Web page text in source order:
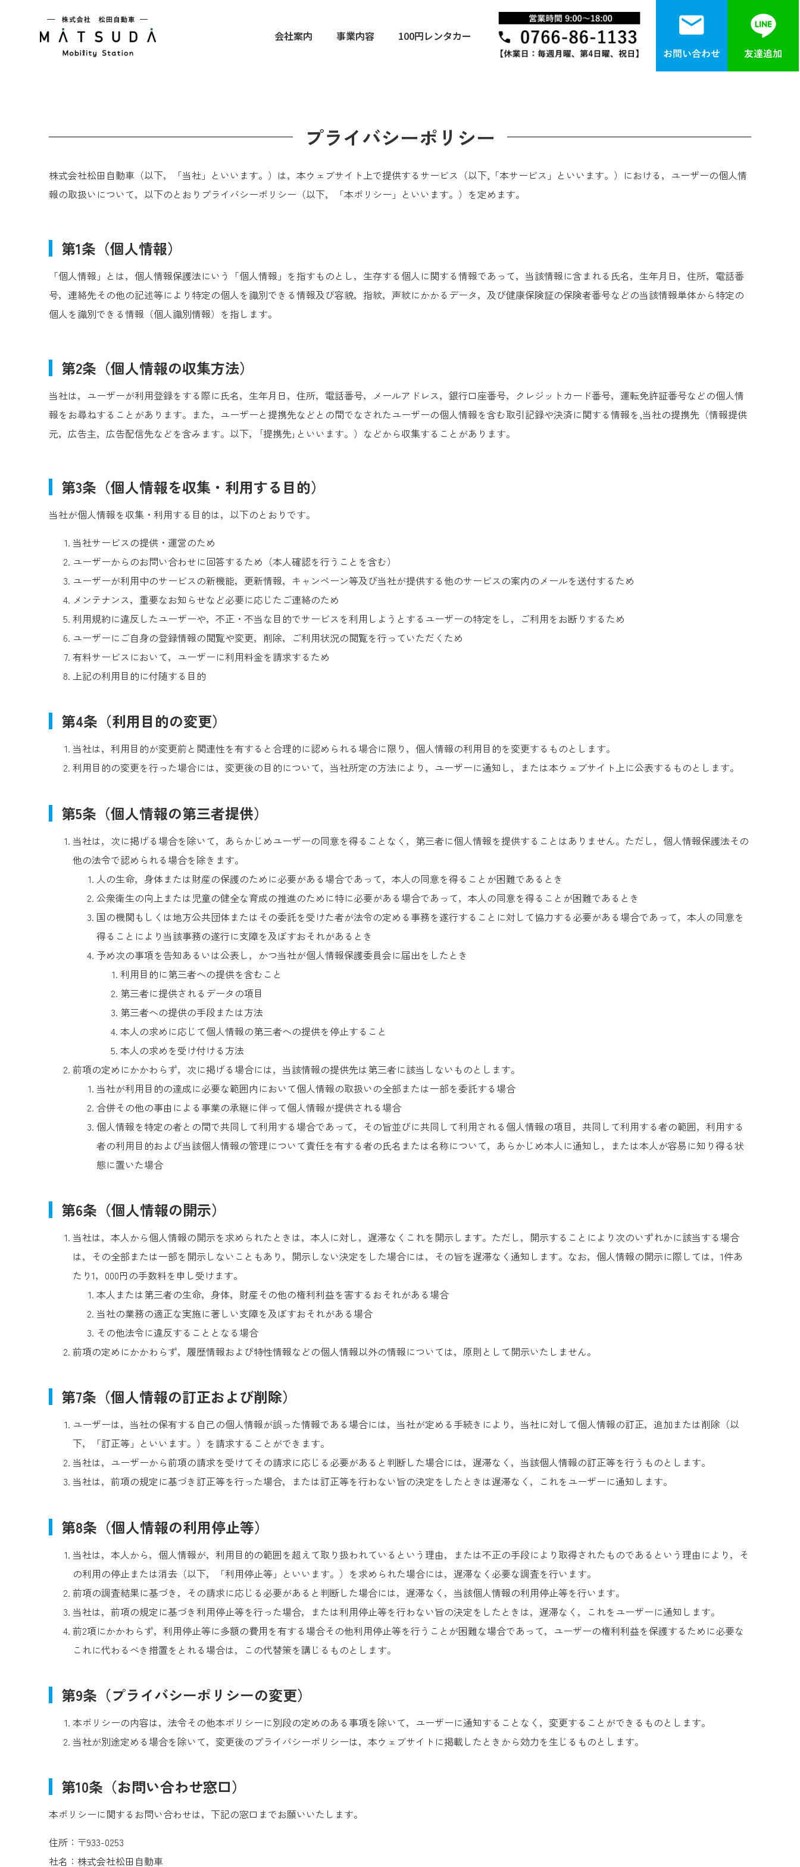
会社案内 事業内容 100円レンタカー
プライバシーポリシー
株式会社松田自動車（以下，「当社」といいます。）は，本ウェブサイト上で提供するサービス（以下,「本サービス」といいます。）における，ユーザーの個人情
報の取扱いについて，以下のとおりプライバシーポリシー（以下，「本ポリシー」といいます。）を定めます。
第1条（個人情報）
「個人情報」とは，個人情報保護法にいう「個人情報」を指すものとし，生存する個人に関する情報であって，当該情報に含まれる氏名，生年月日，住所，電話番
号，連絡先その他の記述等により特定の個人を識別できる情報及び容貌，指紋，声紋にかかるデータ，及び健康保険証の保険者番号などの当該情報単体から特定の
個人を識別できる情報（個人識別情報）を指します。
第2条（個人情報の収集方法）
当社は，ユーザーが利用登録をする際に氏名，生年月日，住所，電話番号，メールアドレス，銀行口座番号，クレジットカード番号，運転免許証番号などの個人情
報をお尋ねすることがあります。また，ユーザーと提携先などとの間でなされたユーザーの個人情報を含む取引記録や決済に関する情報を,当社の提携先（情報提供
元，広告主，広告配信先などを含みます。以下，｢提携先｣といいます。）などから収集することがあります。
第3条（個人情報を収集・利用する目的）
当社が個人情報を収集・利用する目的は，以下のとおりです。
当社サービスの提供・運営のため
ユーザーからのお問い合わせに回答するため（本人確認を行うことを含む）
ユーザーが利用中のサービスの新機能，更新情報，キャンペーン等及び当社が提供する他のサービスの案内のメールを送付するため
メンテナンス，重要なお知らせなど必要に応じたご連絡のため
利用規約に違反したユーザーや，不正・不当な目的でサービスを利用しようとするユーザーの特定をし，ご利用をお断りするため
ユーザーにご自身の登録情報の閲覧や変更，削除，ご利用状況の閲覧を行っていただくため
有料サービスにおいて，ユーザーに利用料金を請求するため
上記の利用目的に付随する目的
第4条（利用目的の変更）
当社は，利用目的が変更前と関連性を有すると合理的に認められる場合に限り，個人情報の利用目的を変更するものとします。
利用目的の変更を行った場合には，変更後の目的について，当社所定の方法により，ユーザーに通知し，または本ウェブサイト上に公表するものとします。
第5条（個人情報の第三者提供）
当社は，次に掲げる場合を除いて，あらかじめユーザーの同意を得ることなく，第三者に個人情報を提供することはありません。ただし，個人情報保護法その
他の法令で認められる場合を除きます。
人の生命，身体または財産の保護のために必要がある場合であって，本人の同意を得ることが困難であるとき
公衆衛生の向上または児童の健全な育成の推進のために特に必要がある場合であって，本人の同意を得ることが困難であるとき
国の機関もしくは地方公共団体またはその委託を受けた者が法令の定める事務を遂行することに対して協力する必要がある場合であって，本人の同意を
得ることにより当該事務の遂行に支障を及ぼすおそれがあるとき
予め次の事項を告知あるいは公表し，かつ当社が個人情報保護委員会に届出をしたとき
利用目的に第三者への提供を含むこと
第三者に提供されるデータの項目
第三者への提供の手段または方法
本人の求めに応じて個人情報の第三者への提供を停止すること
本人の求めを受け付ける方法
前項の定めにかかわらず，次に掲げる場合には，当該情報の提供先は第三者に該当しないものとします。
当社が利用目的の達成に必要な範囲内において個人情報の取扱いの全部または一部を委託する場合
合併その他の事由による事業の承継に伴って個人情報が提供される場合
個人情報を特定の者との間で共同して利用する場合であって，その旨並びに共同して利用される個人情報の項目，共同して利用する者の範囲，利用する
者の利用目的および当該個人情報の管理について責任を有する者の氏名または名称について，あらかじめ本人に通知し，または本人が容易に知り得る状
態に置いた場合
第6条（個人情報の開示）
当社は，本人から個人情報の開示を求められたときは，本人に対し，遅滞なくこれを開示します。ただし，開示することにより次のいずれかに該当する場合
は，その全部または一部を開示しないこともあり，開示しない決定をした場合には，その旨を遅滞なく通知します。なお，個人情報の開示に際しては，1件あ
たり1，000円の手数料を申し受けます。
本人または第三者の生命，身体，財産その他の権利利益を害するおそれがある場合
当社の業務の適正な実施に著しい支障を及ぼすおそれがある場合
その他法令に違反することとなる場合
前項の定めにかかわらず，履歴情報および特性情報などの個人情報以外の情報については，原則として開示いたしません。
第7条（個人情報の訂正および削除）
ユーザーは，当社の保有する自己の個人情報が誤った情報である場合には，当社が定める手続きにより，当社に対して個人情報の訂正，追加または削除（以
下，「訂正等」といいます。）を請求することができます。
当社は，ユーザーから前項の請求を受けてその請求に応じる必要があると判断した場合には，遅滞なく，当該個人情報の訂正等を行うものとします。
当社は，前項の規定に基づき訂正等を行った場合，または訂正等を行わない旨の決定をしたときは遅滞なく，これをユーザーに通知します。
第8条（個人情報の利用停止等）
当社は，本人から，個人情報が，利用目的の範囲を超えて取り扱われているという理由，または不正の手段により取得されたものであるという理由により，そ
の利用の停止または消去（以下，「利用停止等」といいます。）を求められた場合には，遅滞なく必要な調査を行います。
前項の調査結果に基づき，その請求に応じる必要があると判断した場合には，遅滞なく，当該個人情報の利用停止等を行います。
当社は，前項の規定に基づき利用停止等を行った場合，または利用停止等を行わない旨の決定をしたときは，遅滞なく，これをユーザーに通知します。
前2項にかかわらず，利用停止等に多額の費用を有する場合その他利用停止等を行うことが困難な場合であって，ユーザーの権利利益を保護するために必要な
これに代わるべき措置をとれる場合は，この代替策を講じるものとします。
第9条（プライバシーポリシーの変更）
本ポリシーの内容は，法令その他本ポリシーに別段の定めのある事項を除いて，ユーザーに通知することなく，変更することができるものとします。
当社が別途定める場合を除いて，変更後のプライバシーポリシーは，本ウェブサイトに掲載したときから効力を生じるものとします。
第10条（お問い合わせ窓口）
本ポリシーに関するお問い合わせは，下記の窓口までお願いいたします。
住所：〒933-0253
社名：株式会社松田自動車